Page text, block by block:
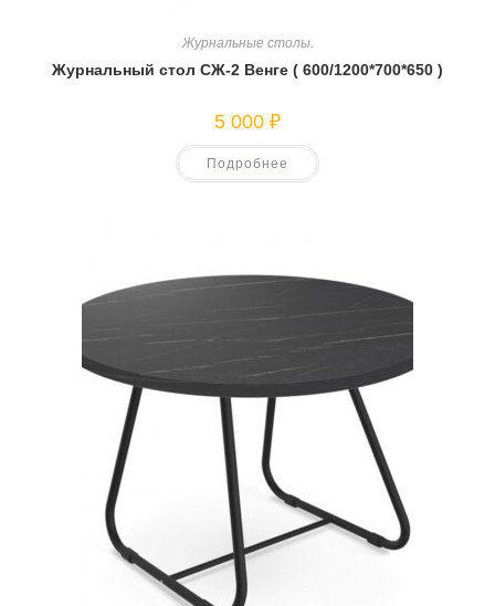
Журнальные столы.
Журнальный стол СЖ-2 Венге ( 600/1200*700*650 )
5 000 ₽
Подробнее